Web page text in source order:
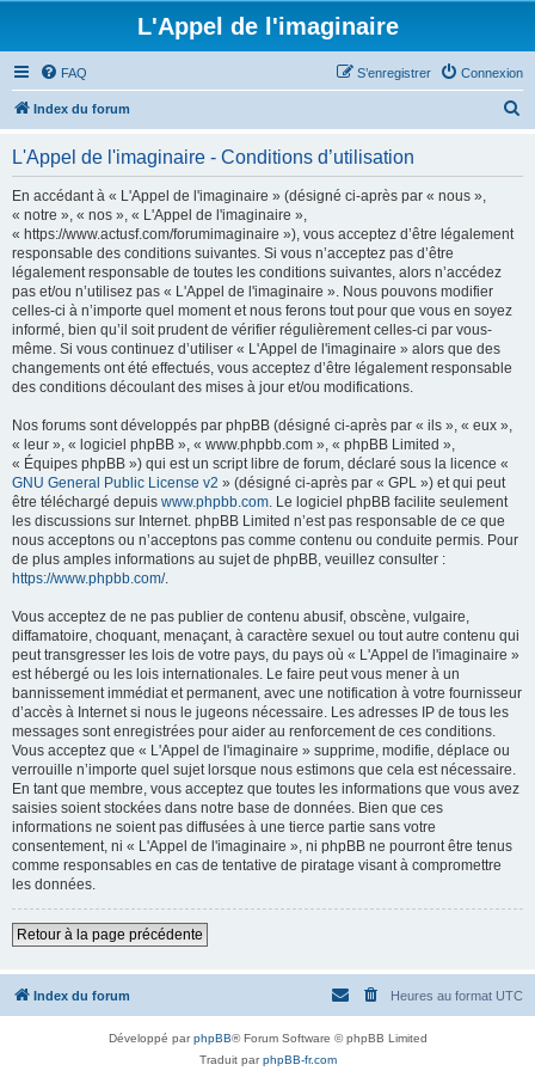
L'Appel de l'imaginaire
FAQ Connexion
S’enregistrer
Index du forum
L'Appel de l'imaginaire - Conditions d’utilisation
En accédant à « L'Appel de l'imaginaire » (désigné ci-après par « nous »,
« notre », « nos », « L'Appel de l'imaginaire »,
« https://www.actusf.com/forumimaginaire »), vous acceptez d’être légalement
responsable des conditions suivantes. Si vous n’acceptez pas d’être
légalement responsable de toutes les conditions suivantes, alors n’accédez
pas et/ou n’utilisez pas « L'Appel de l'imaginaire ». Nous pouvons modifier
celles-ci à n’importe quel moment et nous ferons tout pour que vous en soyez
informé, bien qu’il soit prudent de vérifier régulièrement celles-ci par vous-
même. Si vous continuez d’utiliser « L'Appel de l'imaginaire » alors que des
changements ont été effectués, vous acceptez d’être légalement responsable
des conditions découlant des mises à jour et/ou modifications.
Nos forums sont développés par phpBB (désigné ci-après par « ils », « eux »,
« leur », « logiciel phpBB », « www.phpbb.com », « phpBB Limited »,
« Équipes phpBB ») qui est un script libre de forum, déclaré sous la licence «
GNU General Public License v2 » (désigné ci-après par « GPL ») et qui peut
être téléchargé depuis www.phpbb.com. Le logiciel phpBB facilite seulement
les discussions sur Internet. phpBB Limited n’est pas responsable de ce que
nous acceptons ou n’acceptons pas comme contenu ou conduite permis. Pour
de plus amples informations au sujet de phpBB, veuillez consulter :
https://www.phpbb.com/.
Vous acceptez de ne pas publier de contenu abusif, obscène, vulgaire,
diffamatoire, choquant, menaçant, à caractère sexuel ou tout autre contenu qui
peut transgresser les lois de votre pays, du pays où « L'Appel de l'imaginaire »
est hébergé ou les lois internationales. Le faire peut vous mener à un
bannissement immédiat et permanent, avec une notification à votre fournisseur
d’accès à Internet si nous le jugeons nécessaire. Les adresses IP de tous les
messages sont enregistrées pour aider au renforcement de ces conditions.
Vous acceptez que « L'Appel de l'imaginaire » supprime, modifie, déplace ou
verrouille n’importe quel sujet lorsque nous estimons que cela est nécessaire.
En tant que membre, vous acceptez que toutes les informations que vous avez
saisies soient stockées dans notre base de données. Bien que ces
informations ne soient pas diffusées à une tierce partie sans votre
consentement, ni « L'Appel de l'imaginaire », ni phpBB ne pourront être tenus
comme responsables en cas de tentative de piratage visant à compromettre
les données.
Retour à la page précédente
Index du forum Heures au format UTC
Développé parphpBB® Forum Software © phpBB Limited
Traduit parphpBB-fr.com